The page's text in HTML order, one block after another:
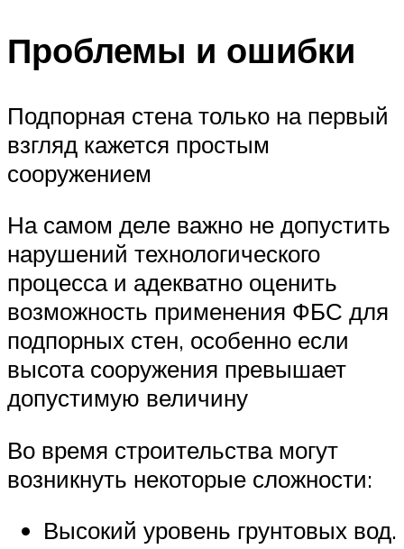
Проблемы и ошибки
Подпорная стена только на первый
взгляд кажется простым
сооружением
На самом деле важно не допустить
нарушений технологического
процесса и адекватно оценить
возможность применения ФБС для
подпорных стен, особенно если
высота сооружения превышает
допустимую величину
Во время строительства могут
возникнуть некоторые сложности:
Высокий уровень грунтовых вод.